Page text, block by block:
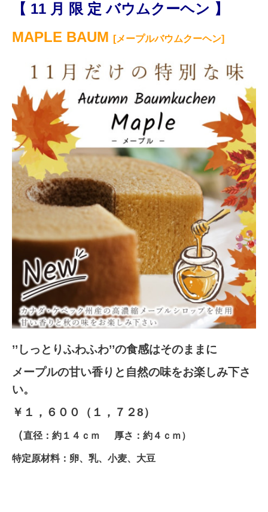
【 11 月 限 定 バウムクーヘン 】
MAPLE BAUM
[メープルバウムクーヘン]
’’ しっとりふわふわ’’の食感はそのままに
メープルの甘い香りと自然の味をお楽しみ下さ
い。
￥１，６００（１，７２8）
（直径：約１４ｃｍ 厚さ：約４ｃｍ）
特定原材料：卵、乳、小麦、大豆